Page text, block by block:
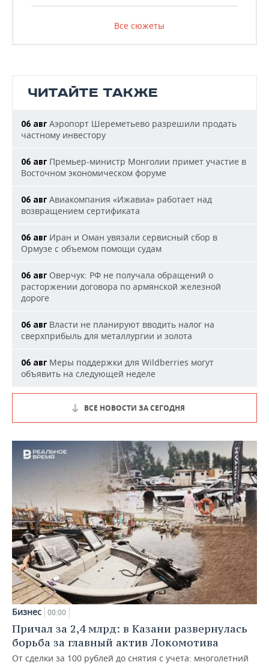
Все сюжеты
ЧИТАЙТЕ ТАКЖЕ
06 авг Аэропорт Шереметьево разрешили продать
частному инвестору
06 авг Премьер-министр Монголии примет участие в
Восточном экономическом форуме
06 авг Авиакомпания «Ижавиа» работает над
возвращением сертификата
06 авг Иран и Оман увязали сервисный сбор в
Ормузе с объемом помощи судам
06 авг Оверчук: РФ не получала обращений о
расторжении договора по армянской железной
дороге
06 авг Власти не планируют вводить налог на
сверхприбыль для металлургии и золота
06 авг Меры поддержки для Wildberries могут
объявить на следующей неделе
ВСЕ НОВОСТИ ЗА СЕГОДНЯ
Бизнес 00:00
Причал за 2,4 млрд: в Казани развернулась
борьба за главный актив Локомотива
От сделки за 100 рублей до снятия с учета: многолетний